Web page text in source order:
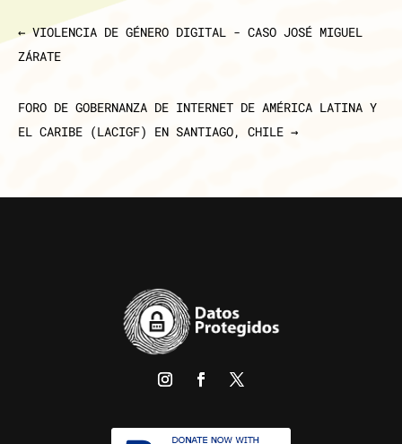
←VIOLENCIA DE GÉNERO DIGITAL - CASO JOSÉ MIGUEL
ZÁRATE
FORO DE GOBERNANZA DE INTERNET DE AMÉRICA LATINA Y
EL CARIBE (LACIGF) EN SANTIAGO, CHILE →